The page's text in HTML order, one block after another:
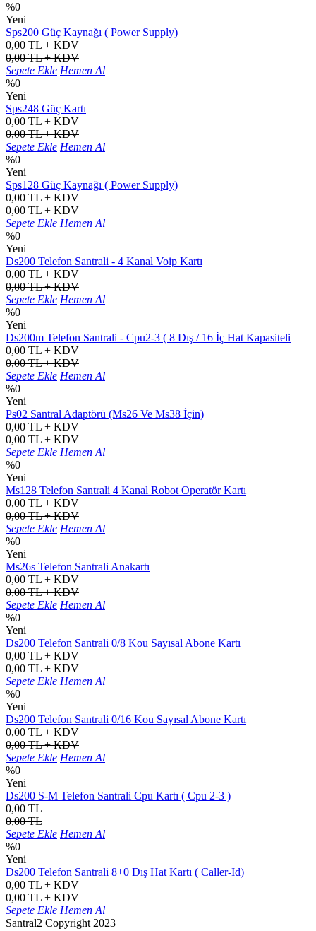
%0
Yeni
Sps200 Güç Kaynağı ( Power Supply)
0,00 TL + KDV
0,00 TL + KDV
Sepete Ekle Hemen Al
%0
Yeni
Sps248 Güç Kartı
0,00 TL + KDV
0,00 TL + KDV
Sepete Ekle Hemen Al
%0
Yeni
Sps128 Güç Kaynağı ( Power Supply)
0,00 TL + KDV
0,00 TL + KDV
Sepete Ekle Hemen Al
%0
Yeni
Ds200 Telefon Santrali - 4 Kanal Voip Kartı
0,00 TL + KDV
0,00 TL + KDV
Sepete Ekle Hemen Al
%0
Yeni
Ds200m Telefon Santrali - Cpu2-3 ( 8 Dış / 16 İç Hat Kapasiteli
0,00 TL + KDV
0,00 TL + KDV
Sepete Ekle Hemen Al
%0
Yeni
Ps02 Santral Adaptörü (Ms26 Ve Ms38 İçin)
0,00 TL + KDV
0,00 TL + KDV
Sepete Ekle Hemen Al
%0
Yeni
Ms128 Telefon Santrali 4 Kanal Robot Operatör Kartı
0,00 TL + KDV
0,00 TL + KDV
Sepete Ekle Hemen Al
%0
Yeni
Ms26s Telefon Santrali Anakartı
0,00 TL + KDV
0,00 TL + KDV
Sepete Ekle Hemen Al
%0
Yeni
Ds200 Telefon Santrali 0/8 Kou Sayısal Abone Kartı
0,00 TL + KDV
0,00 TL + KDV
Sepete Ekle Hemen Al
%0
Yeni
Ds200 Telefon Santrali 0/16 Kou Sayısal Abone Kartı
0,00 TL + KDV
0,00 TL + KDV
Sepete Ekle Hemen Al
%0
Yeni
Ds200 S-M Telefon Santrali Cpu Kartı ( Cpu 2-3 )
0,00 TL
0,00 TL
Sepete Ekle Hemen Al
%0
Yeni
Ds200 Telefon Santrali 8+0 Dış Hat Kartı ( Caller-Id)
0,00 TL + KDV
0,00 TL + KDV
Sepete Ekle Hemen Al
Santral2 Copyright 2023